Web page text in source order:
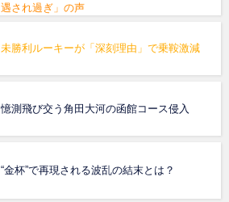
遇され過ぎ」の声
未勝利ルーキーが「深刻理由」で乗鞍激減
憶測飛び交う角田大河の函館コース侵入
“金杯”で再現される波乱の結末とは？